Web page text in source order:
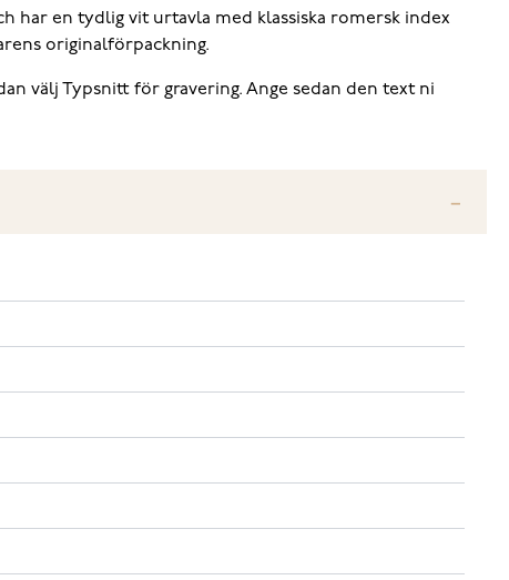
har en tydlig vit urtavla med klassiska romersk index
originalförpackning.
välj Typsnitt för gravering. Ange sedan den text ni